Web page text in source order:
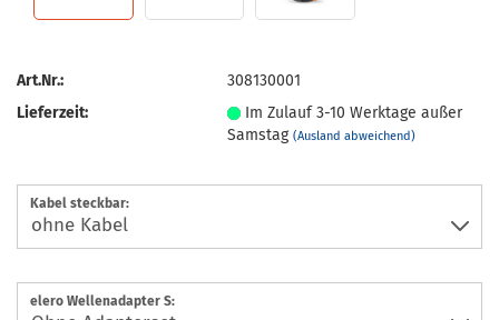
Art.Nr.:
308130001
Lieferzeit:
Im Zulauf 3-10 Werktage außer
Samstag(Ausland abweichend)
Kabel steckbar:
elero Wellenadapter S: